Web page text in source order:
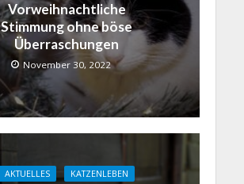
Vorweihnachtliche
Stimmung ohne böse
Überraschungen
November 30, 2022
AKTUELLES KATZENLEBEN